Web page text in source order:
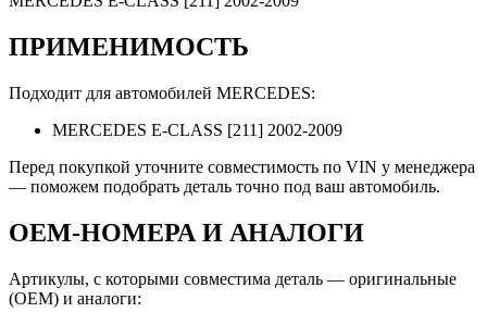
ПРИМЕНИМОСТЬ
Подходит для автомобилей MERCEDES:
MERCEDES E-CLASS [211] 2002-2009
Перед покупкой уточните совместимость по VIN у менеджера
— поможем подобрать деталь точно под ваш автомобиль.
OEM-НОМЕРА И АНАЛОГИ
Артикулы, с которыми совместима деталь — оригинальные
(OEM) и аналоги: